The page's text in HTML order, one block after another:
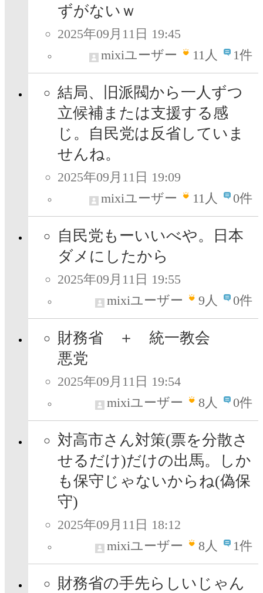
ずがないｗ
2025年09月11日 19:45
mixiユーザー
11人 1件
結局、旧派閥から一人ずつ
立候補または支援する感
じ。自民党は反省していま
せんね。
2025年09月11日 19:09
mixiユーザー
11人 0件
自民党もーいいべや。日本
ダメにしたから
2025年09月11日 19:55
mixiユーザー
9人 0件
財務省 ＋ 統一教会
悪党
2025年09月11日 19:54
mixiユーザー
8人 0件
対高市さん対策(票を分散さ
せるだけ)だけの出馬。しか
も保守じゃないからね(偽保
守)
2025年09月11日 18:12
mixiユーザー
8人 1件
財務省の手先らしいじゃん